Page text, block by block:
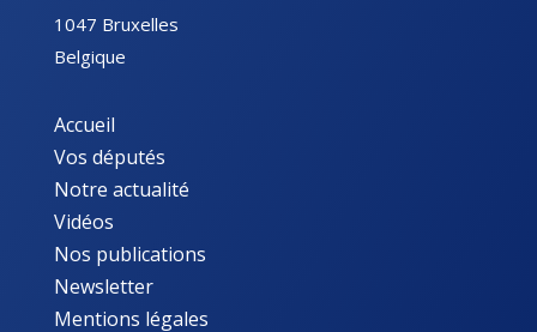
1047 Bruxelles
Belgique
Accueil
Vos députés
Notre actualité
Vidéos
Nos publications
Newsletter
Mentions légales